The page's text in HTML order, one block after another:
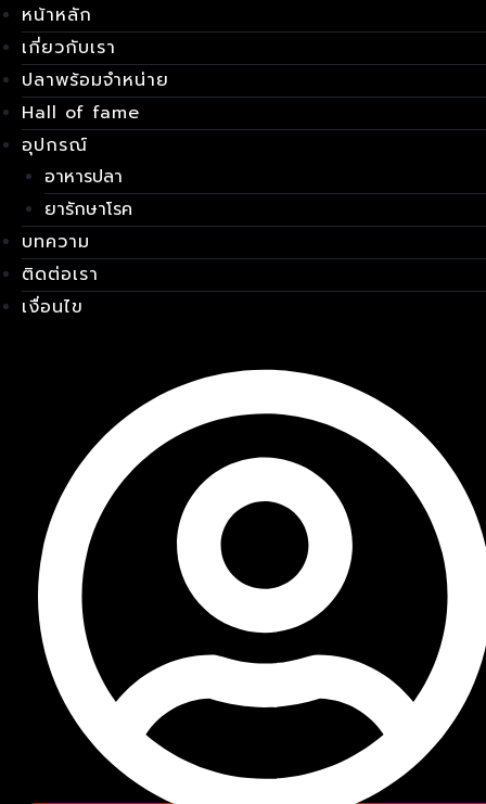
Skip
to
content
หน้าหลัก
เกี่ยวกับเรา
ปลาพร้อมจำหน่าย
Hall of fame
อุปกรณ์
อาหารปลา
ยารักษาโรค
บทความ
ติดต่อเรา
เงื่อนไข
เมนู